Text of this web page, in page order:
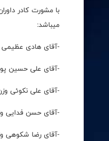
با مشورت کادر
میباشد:
-آقای هادی عظیمی وزن ۵۵
-آقای علی حسین
-آقای علی نکوئی وزن ۶۵
-آقای حسن فدایی وزن ۷۰
-آقای رضا شکوهی وزن ۷۵